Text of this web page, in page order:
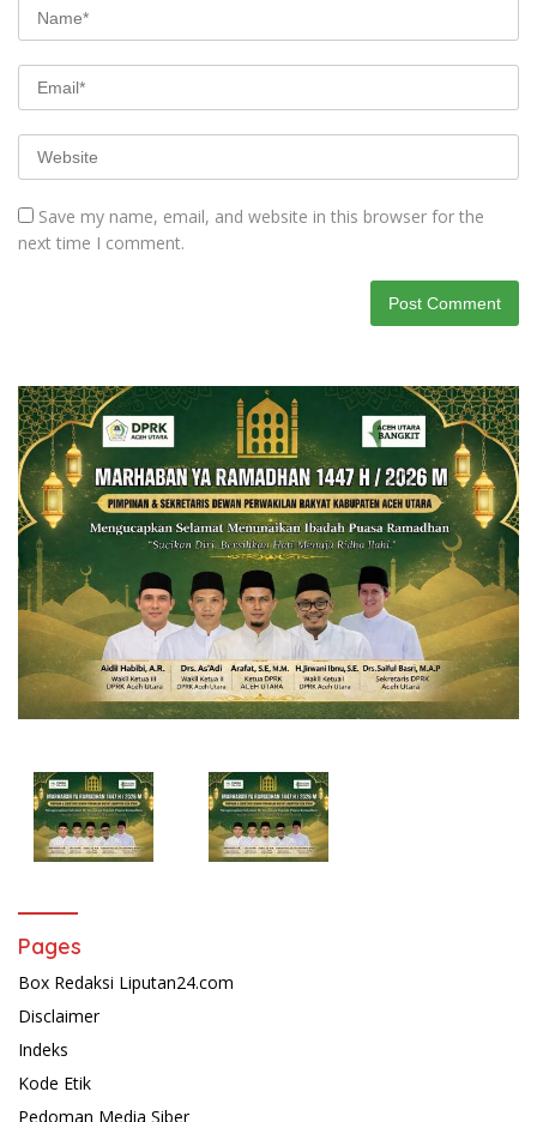
Save my name, email, and website in this browser for the
next time I comment.
Pages
Box Redaksi Liputan24.com
Disclaimer
Indeks
Kode Etik
Pedoman Media Siber